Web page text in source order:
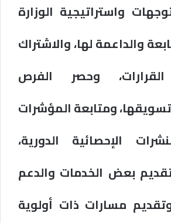
واستراتيجية الوزارة
والداعمة لها، والاشتراك
وحصر الفرص
ومتابعة المؤشرات
الإحصائية الدورية،
بعض الخدمات والدعم
مسارات ذات أولوية